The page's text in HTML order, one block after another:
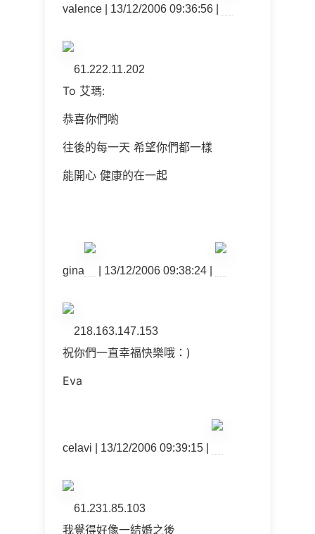
valence | 13/12/2006 09:36:56 |
61.222.11.202
To 艾瑪:
恭喜你們喲
往後的每一天 希望你們都一樣
能開心 健康的在一起
gina | 13/12/2006 09:38:24 |
218.163.147.153
祝你們一直幸福快樂哦：)
Eva
celavi | 13/12/2006 09:39:15 |
61.231.85.103
我覺得好像一結婚之後